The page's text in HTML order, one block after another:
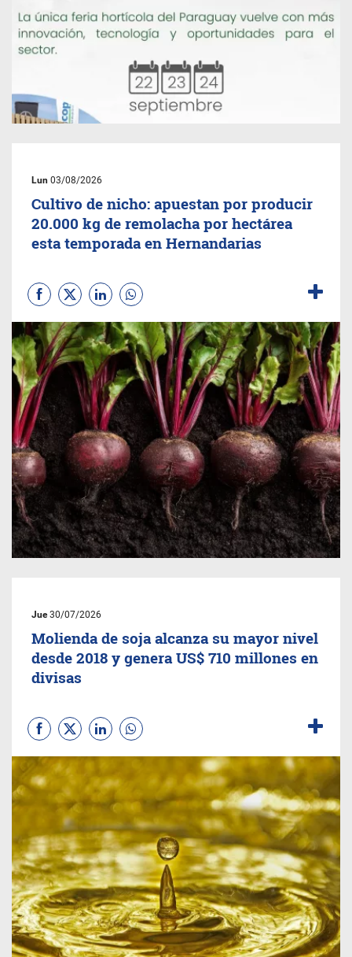
Lun 03/08/2026
Cultivo de nicho: apuestan por producir
20.000 kg de remolacha por hectárea
esta temporada en Hernandarias
Jue30/07/2026
Molienda de soja alcanza su mayor nivel
desde 2018 y genera US$ 710 millones en
divisas